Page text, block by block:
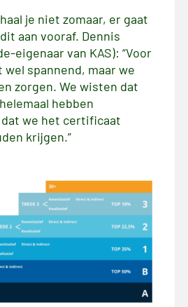
je niet zomaar, er gaat
aan vooraf. Dennis
eigenaar van KAS): “Voor
wel spannend, maar we
zorgen. We wisten dat
hebben
we het certificaat
krijgen.”